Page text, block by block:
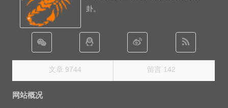
卦。
文章 9744 留言 142
网站概况